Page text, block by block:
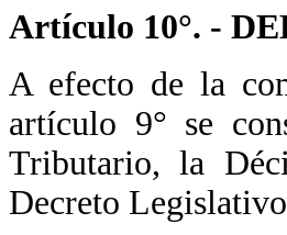
Artículo 10°. -
A efecto de la
artículo 9° se
Tributario, la
Decreto